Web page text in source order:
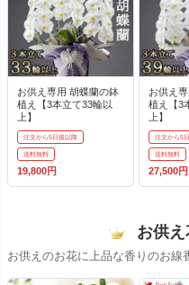
お供え専用 胡蝶蘭の鉢
植え【3本立て33輪以
上】
注文から5日後以降
送料無料
19,800円
お供え
植え【3
上】
注文から5
送料無料
27,500円
お供
お供えのお花に上品な香りのお線